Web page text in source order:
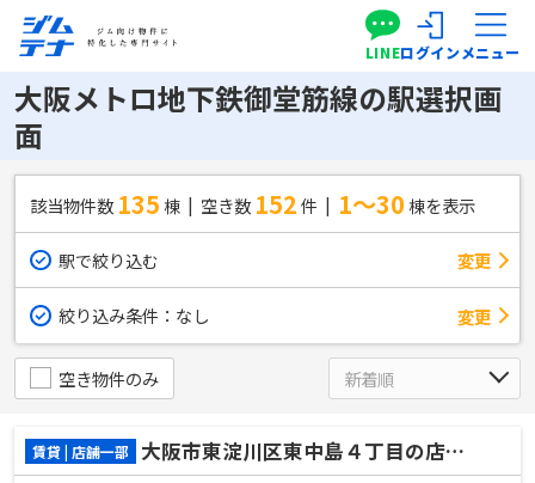
LINEログインメニュー
大阪メトロ地下鉄御堂筋線の駅選択画
面
該当物件数 135棟 空き数 152件 1～30棟を表示
駅で絞り込む 変更
絞り込み条件： なし 変更
空き物件のみ
賃貸 | 店舗一部 大阪市東淀川区東中島４丁目の店舗一部